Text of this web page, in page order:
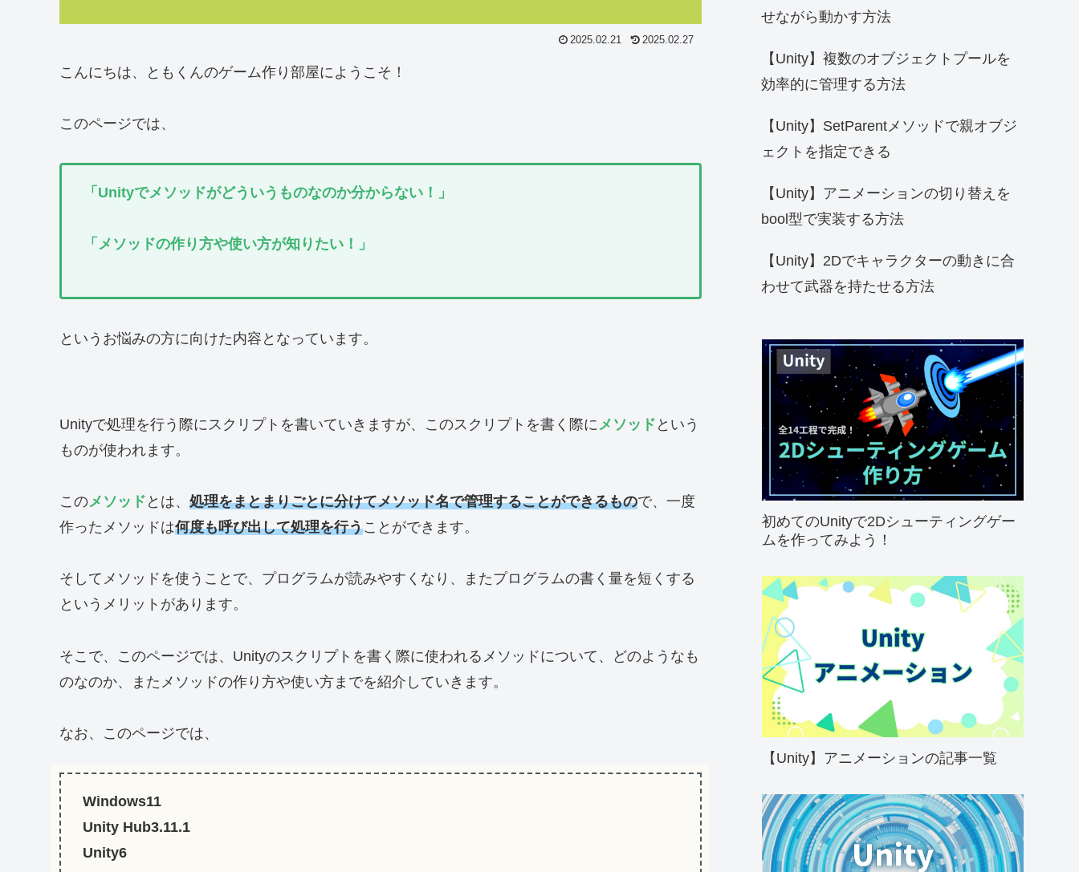
2025.02.21 2025.02.27
こんにちは、ともくんのゲーム作り部屋にようこそ！
このページでは、
「Unityでメソッドがどういうものなのか分からない！」
「メソッドの作り方や使い方が知りたい！」
というお悩みの方に向けた内容となっています。
Unityで処理を行う際にスクリプトを書いていきますが、このスクリプトを書く際に メソッド という
ものが使われます。
このメソッド とは、 処理をまとまりごとに分けてメソッド名で管理することができるもので、一度
作ったメソッドは何度も呼び出して処理を行うことができます。
そしてメソッドを使うことで、プログラムが読みやすくなり、またプログラムの書く量を短くする
というメリットがあります。
そこで、このページでは、Unityのスクリプトを書く際に使われるメソッドについて、どのようなも
のなのか、またメソッドの作り方や使い方までを紹介していきます。
なお、このページでは、
Windows11
Unity Hub3.11.1
Unity6
せながら動かす方法
【Unity】複数のオブジェクトプールを
効率的に管理する方法
【Unity】SetParentメソッドで親オブジ
ェクトを指定できる
【Unity】アニメーションの切り替えを
bool型で実装する方法
【Unity】2Dでキャラクターの動きに合
わせて武器を持たせる方法
初めてのUnityで2Dシューティングゲー
ムを作ってみよう！
【Unity】アニメーションの記事一覧